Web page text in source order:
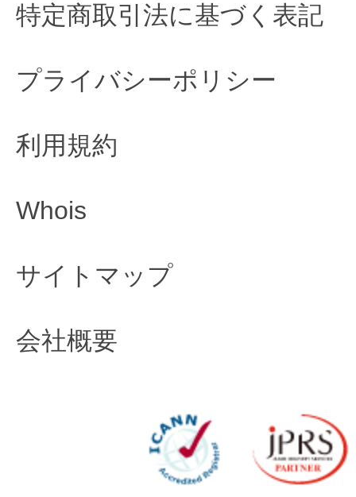
特定商取引法に基づく表記
プライバシーポリシー
利用規約
Whois
サイトマップ
会社概要